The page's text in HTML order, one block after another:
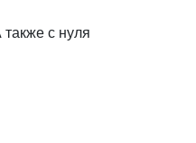
с нуля